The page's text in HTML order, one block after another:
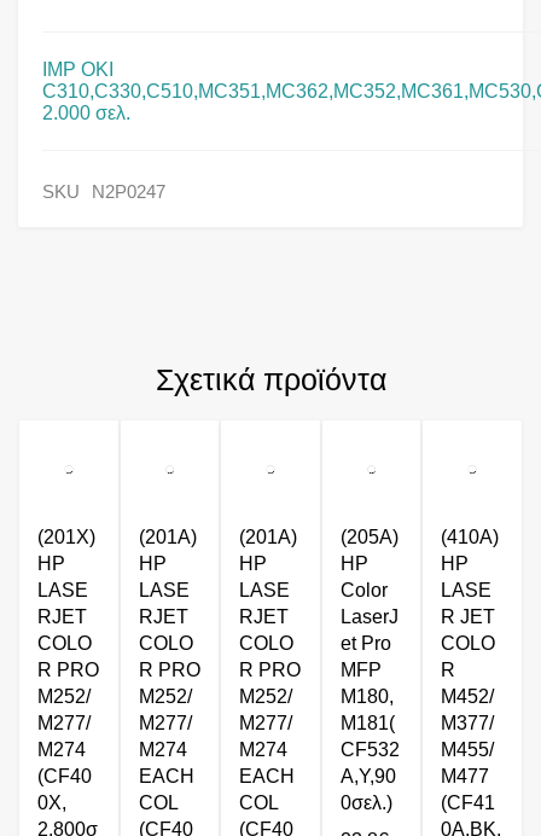
IMP OKI
2.000 σελ.
SKU N2P0247
Σχετικά προϊόντα
(201X)
HP
LASE
RJET
COLO
R PRO
M252/
M277/
M274
(CF40
0X,
2.800σ
(201A)
HP
LASE
RJET
COLO
R PRO
M252/
M277/
M274
EACH
COL
(CF40
(201A)
HP
LASE
RJET
COLO
R PRO
M252/
M277/
M274
EACH
COL
(CF40
(205A)
HP
Color
LaserJ
et Pro
MFP
M180,
M181(
CF532
A,Y,90
0σελ.)
(410A)
HP
LASE
R JET
COLO
R
M452/
M377/
M455/
M477
(CF41
0A,BK,